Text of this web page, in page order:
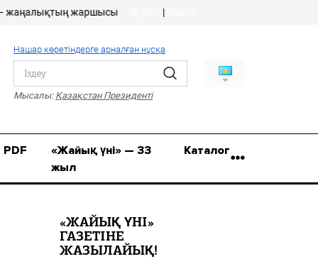
8 (7112) 50-86-31
Қ.Жұмағалиев (Фрунзе)
жаршысы! |
Нашар көретіндерге арналған нұсқа
Мысалы: Қазақстан Президенті
PDF
«Жайық үні» — 33
жыл
Каталог
«ЖАЙЫҚ ҮНІ»
ГАЗЕТІНЕ
ЖАЗЫЛАЙЫҚ!